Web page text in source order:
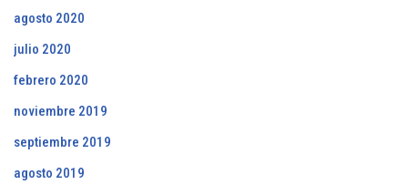
agosto 2020
julio 2020
febrero 2020
noviembre 2019
septiembre 2019
agosto 2019